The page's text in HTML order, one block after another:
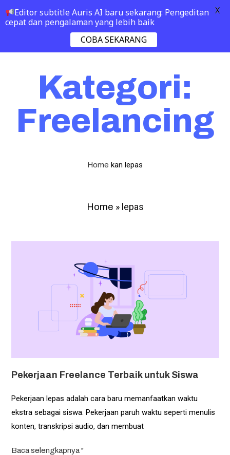
Kategori:
Freelancing
Home kan lepas
Home » lepas
Pekerjaan Freelance Terbaik untuk Siswa
Pekerjaan lepas adalah cara baru memanfaatkan waktu
ekstra sebagai siswa. Pekerjaan paruh waktu seperti menulis
konten, transkripsi audio, dan membuat
Baca selengkapnya "
Editor subtitle Auris AI baru sekarang: Pengeditan
cepat dan pengalaman yang lebih baik
COBA SEKARANG
X